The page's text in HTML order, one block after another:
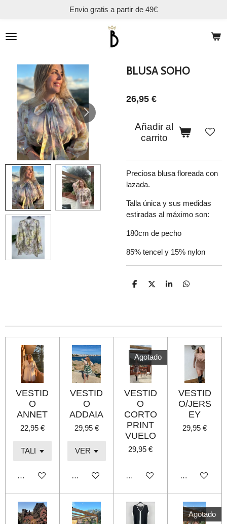
contenido
Envio gratis a partir de 49€
BLUSA SOHO
26,95 €
Añadir al
carrito
Preciosa blusa floreada con
lazada.
Talla única y sus medidas
estiradas al máximo son:
180cm de pecho
85% tencel y 15% nylon
C
r
r
C
r
r
C
r
C
r
r
VESTID
O
ANNET
22,95 €
Añadir al carrito
VESTID
O
ADDAIA
29,95 €
Añadir al carrito
Agotado
VESTID
O
CORTO
PRINT
VUELO
29,95 €
Agotado
VESTID
O/JERS
EY
29,95 €
Añadir al
Agotado